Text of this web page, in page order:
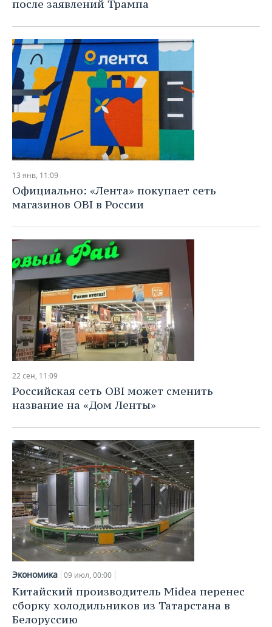
ХОККЕЙ С МЯЧОМ
ПРОИСШЕСТВИЯ
после заявлений Трампа
13 янв, 11:09
Официально: «Лента» покупает сеть
магазинов OBI в России
22 сен, 11:09
Российская сеть OBI может сменить
название на «Дом Ленты»
Экономика 09 июл, 00:00
Китайский производитель Midea перенес
сборку холодильников из Татарстана в
Белоруссию